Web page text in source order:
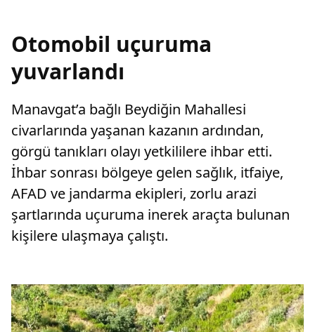
Otomobil uçuruma
yuvarlandı
Manavgat’a bağlı Beydiğin Mahallesi
civarlarında yaşanan kazanın ardından,
görgü tanıkları olayı yetkililere ihbar etti.
İhbar sonrası bölgeye gelen sağlık, itfaiye,
AFAD ve jandarma ekipleri, zorlu arazi
şartlarında uçuruma inerek araçta bulunan
kişilere ulaşmaya çalıştı.